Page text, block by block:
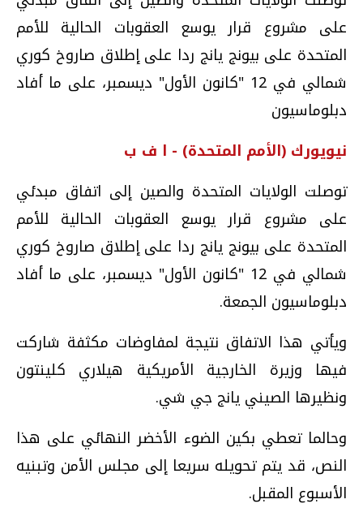
على مشروع قرار يوسع العقوبات الحالية للأمم
المتحدة على بيونج يانج ردا على إطلاق صاروخ كوري
شمالي في 12 "كانون الأول" ديسمبر، على ما أفاد
دبلوماسيون
نيويورك (الأمم المتحدة) - ا ف ب
توصلت الولايات المتحدة والصين إلى اتفاق مبدئي
على مشروع قرار يوسع العقوبات الحالية للأمم
المتحدة على بيونج يانج ردا على إطلاق صاروخ كوري
شمالي في 12 "كانون الأول" ديسمبر، على ما أفاد
دبلوماسيون الجمعة.
ويأتي هذا الاتفاق نتيجة لمفاوضات مكثفة شاركت
فيها وزيرة الخارجية الأمريكية هيلاري كلينتون
ونظيرها الصيني يانج جي شي.
وحالما تعطي بكين الضوء الأخضر النهائي على هذا
النص، قد يتم تحويله سريعا إلى مجلس الأمن وتبنيه
الأسبوع المقبل.